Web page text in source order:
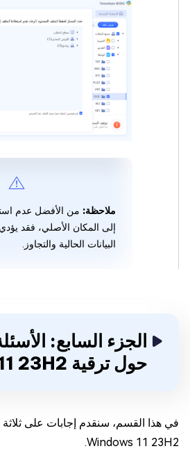
ملاحظة: من الأفضل عدم
إلى المكان الأصلي، فقد
البيانات الحالية والتجاوز.
الجزء السابع:
حول ترقية Windows 11 23H2
في هذا القسم، سنقدم إجابات على
Windows 11 23H2.